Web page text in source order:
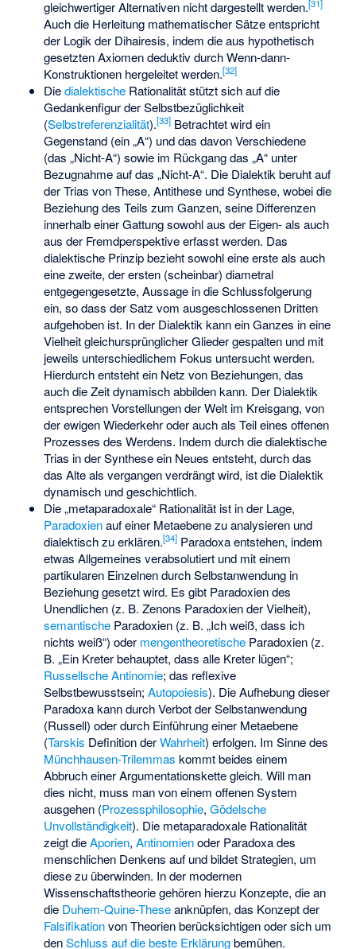
gleichwertiger Alternativen nicht dargestellt werden.[31]
Auch die Herleitung mathematischer Sätze entspricht
der Logik der Dihairesis, indem die aus hypothetisch
gesetzten Axiomen deduktiv durch Wenn-dann-
Konstruktionen hergeleitet werden.[32]
DiedialektischeRationalität stützt sich auf die
Gedankenfigur der Selbstbezüglichkeit
(Selbstreferenzialität).[33]Betrachtet wird ein
Gegenstand (ein „A“) und das davon Verschiedene
(das „Nicht-A“) sowie im Rückgang das „A“ unter
Bezugnahme auf das „Nicht-A“. Die Dialektik beruht auf
der Trias von These, Antithese und Synthese, wobei die
Beziehung des Teils zum Ganzen, seine Differenzen
innerhalb einer Gattung sowohl aus der Eigen- als auch
aus der Fremdperspektive erfasst werden. Das
dialektische Prinzip bezieht sowohl eine erste als auch
eine zweite, der ersten (scheinbar) diametral
entgegengesetzte, Aussage in die Schlussfolgerung
ein, so dass der Satz vom ausgeschlossenen Dritten
aufgehoben ist. In der Dialektik kann ein Ganzes in eine
Vielheit gleichursprünglicher Glieder gespalten und mit
jeweils unterschiedlichem Fokus untersucht werden.
Hierdurch entsteht ein Netz von Beziehungen, das
auch die Zeit dynamisch abbilden kann. Der Dialektik
entsprechen Vorstellungen der Welt im Kreisgang, von
der ewigen Wiederkehr oder auch als Teil eines offenen
Prozesses des Werdens. Indem durch die dialektische
Trias in der Synthese ein Neues entsteht, durch das
das Alte als vergangen verdrängt wird, ist die Dialektik
dynamisch und geschichtlich.
Die „metaparadoxale“ Rationalität ist in der Lage,
Paradoxienauf einer Metaebene zu analysieren und
dialektisch zu erklären.[34]Paradoxa entstehen, indem
etwas Allgemeines verabsolutiert und mit einem
partikularen Einzelnen durch Selbstanwendung in
Beziehung gesetzt wird. Es gibt Paradoxien des
Unendlichen (z. B. Zenons Paradoxien der Vielheit),
semantischeParadoxien (z. B. „Ich weiß, dass ich
nichts weiß“) oder mengentheoretischeParadoxien (z.
B. „Ein Kreter behauptet, dass alle Kreter lügen“;
Russellsche Antinomie; das reflexive
Selbstbewusstsein; Autopoiesis). Die Aufhebung dieser
Paradoxa kann durch Verbot der Selbstanwendung
(Russell) oder durch Einführung einer Metaebene
(Tarskis Definition derWahrheit) erfolgen. Im Sinne des
Münchhausen-Trilemmas kommt beides einem
Abbruch einer Argumentationskette gleich. Will man
dies nicht, muss man von einem offenen System
ausgehen (Prozessphilosophie, Gödelsche
Unvollständigkeit). Die metaparadoxale Rationalität
zeigt dieAporien, Antinomienoder Paradoxa des
menschlichen Denkens auf und bildet Strategien, um
diese zu überwinden. In der modernen
Wissenschaftstheorie gehören hierzu Konzepte, die an
die Duhem-Quine-Theseanknüpfen, das Konzept der
Falsifikationvon Theorien berücksichtigen oder sich um
denSchluss auf die beste Erklärungbemühen.